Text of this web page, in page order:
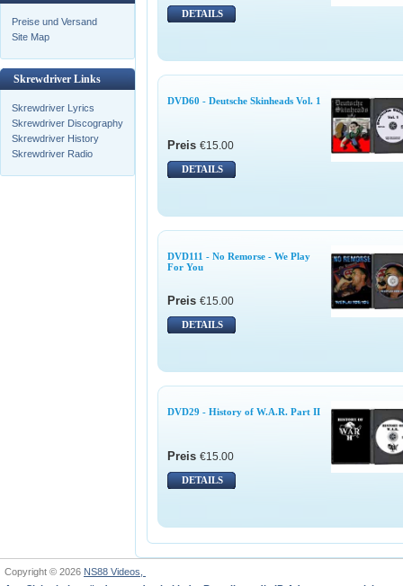
Preise und Versand
Site Map
Skrewdriver Links
Skrewdriver Lyrics
Skrewdriver Discography
Skrewdriver History
Skrewdriver Radio
DETAILS
DVD60 - Deutsche Skinheads Vol. 1
Preis €15.00
DETAILS
DVD111 - No Remorse - We Play
For You
Preis €15.00
DETAILS
DVD29 - History of W.A.R. Part II
Preis €15.00
DETAILS
Copyright © 2026 NS88 Videos,